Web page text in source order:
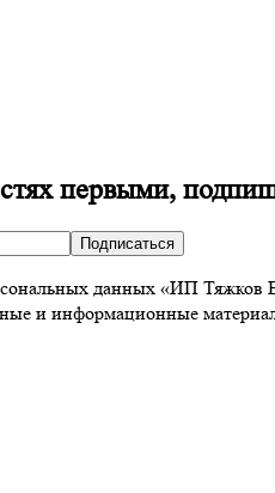
первыми,
данных «ИП Тяжков
и информационные